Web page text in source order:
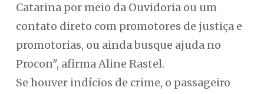
Catarina por meio da Ouvidoria ou um
contato direto com promotores de justiça e
promotorias, ou ainda busque ajuda no
Procon", afirma Aline Rastel.
Se houver indícios de crime, o passageiro